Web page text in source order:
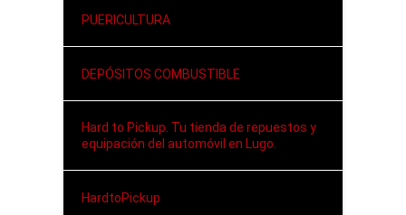
PUERICULTURA
DEPÓSITOS COMBUSTIBLE
Hard to Pickup. Tu tienda de repuestos y
equipación del automóvil en Lugo.
HardtoPickup